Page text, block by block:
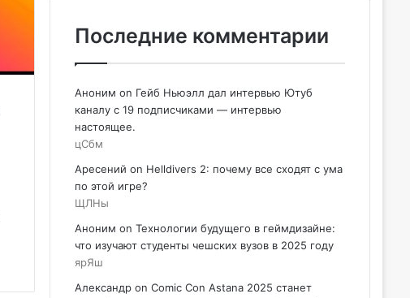
Последние комментарии
Аноним on Гейб Ньюэлл дал интервью Ютуб
каналу с 19 подписчиками — интервью
настоящее.
цСбм
Аресений on Helldivers 2: почему все сходят с ума
по этой игре?
ЩЛНы
Аноним on Технологии будущего в геймдизайне:
что изучают студенты чешских вузов в 2025 году
ярЯш
Александр on Comic Con Astana 2025 станет